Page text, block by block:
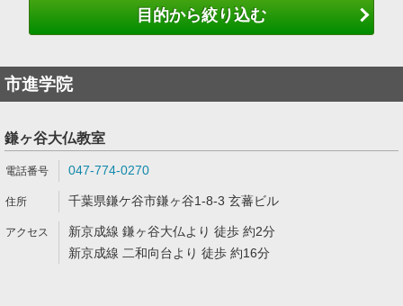
目的から絞り込む
市進学院
鎌ヶ谷大仏教室
047-774-0270
千葉県鎌ケ谷市鎌ヶ谷1-8-3 玄蕃ビル
新京成線 鎌ヶ谷大仏より 徒歩 約2分
新京成線 二和向台より 徒歩 約16分